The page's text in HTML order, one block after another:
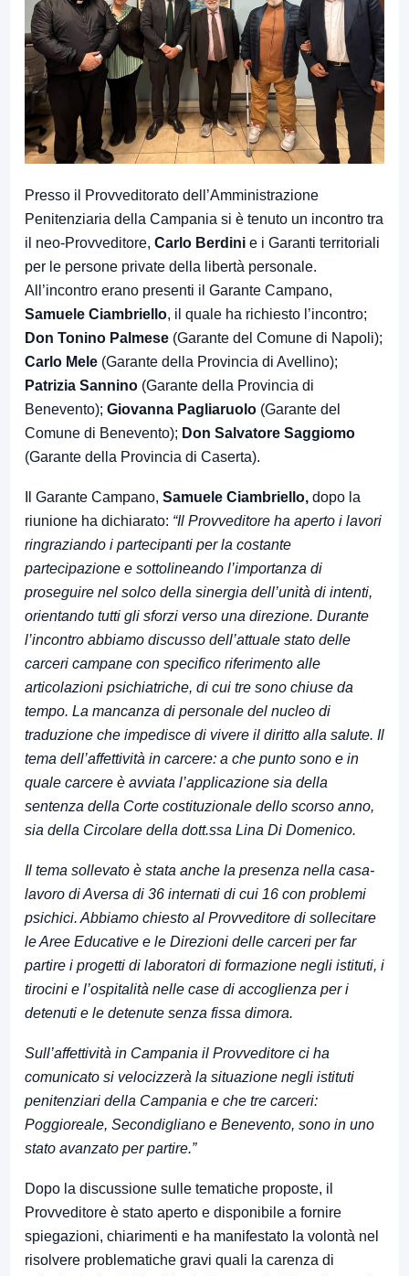
Presso il Provveditorato dell’Amministrazione
Penitenziaria della Campania si è tenuto un incontro tra
il neo-Provveditore, Carlo Berdini e i Garanti territoriali
per le persone private della libertà personale.
All’incontro erano presenti il Garante Campano,
Samuele Ciambriello, il quale ha richiesto l’incontro;
Don Tonino Palmese (Garante del Comune di Napoli);
Carlo Mele (Garante della Provincia di Avellino);
Patrizia Sannino (Garante della Provincia di
Benevento); Giovanna Pagliaruolo (Garante del
Comune di Benevento); Don Salvatore Saggiomo
(Garante della Provincia di Caserta).
Il Garante Campano, Samuele Ciambriello, dopo la
riunione ha dichiarato: “Il Provveditore ha aperto i lavori
ringraziando i partecipanti per la costante
partecipazione e sottolineando l’importanza di
proseguire nel solco della sinergia dell’unità di intenti,
orientando tutti gli sforzi verso una direzione. Durante
l’incontro abbiamo discusso dell’attuale stato delle
carceri campane con specifico riferimento alle
articolazioni psichiatriche, di cui tre sono chiuse da
tempo. La mancanza di personale del nucleo di
traduzione che impedisce di vivere il diritto alla salute. Il
tema dell’affettività in carcere: a che punto sono e in
quale carcere è avviata l’applicazione sia della
sentenza della Corte costituzionale dello scorso anno,
sia della Circolare della dott.ssa Lina Di Domenico.
Il tema sollevato è stata anche la presenza nella casa-
lavoro di Aversa di 36 internati di cui 16 con problemi
psichici. Abbiamo chiesto al Provveditore di sollecitare
le Aree Educative e le Direzioni delle carceri per far
partire i progetti di laboratori di formazione negli istituti, i
tirocini e l’ospitalità nelle case di accoglienza per i
detenuti e le detenute senza fissa dimora.
Sull’affettività in Campania il Provveditore ci ha
comunicato si velocizzerà la situazione negli istituti
penitenziari della Campania e che tre carceri:
Poggioreale, Secondigliano e Benevento, sono in uno
stato avanzato per partire.”
Dopo la discussione sulle tematiche proposte, il
Provveditore è stato aperto e disponibile a fornire
spiegazioni, chiarimenti e ha manifestato la volontà nel
risolvere problematiche gravi quali la carenza di